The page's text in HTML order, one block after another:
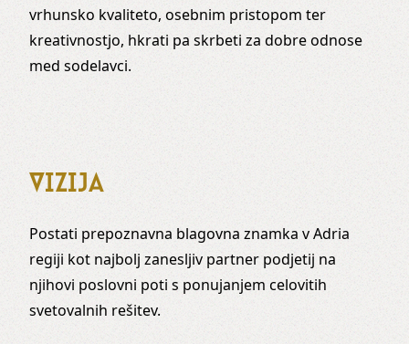
vrhunsko kvaliteto, osebnim pristopom ter
kreativnostjo, hkrati pa skrbeti za dobre odnose
med sodelavci.
VIZIJA
Postati prepoznavna blagovna znamka v Adria
regiji kot najbolj zanesljiv partner podjetij na
njihovi poslovni poti s ponujanjem celovitih
svetovalnih rešitev.